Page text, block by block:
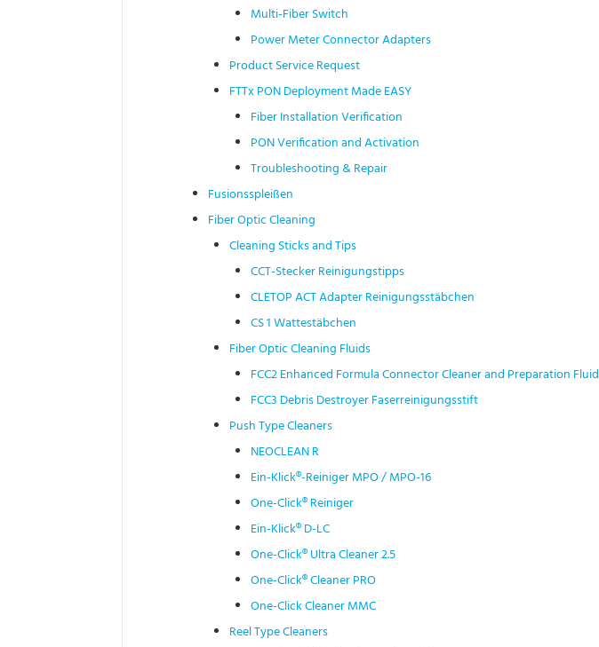
Multi-Fiber Switch
Power Meter Connector Adapters
Product Service Request
FTTx PON Deployment Made EASY
Fiber Installation Verification
PON Verification and Activation
Troubleshooting & Repair
Fusionsspleißen
Fiber Optic Cleaning
Cleaning Sticks and Tips
CCT-Stecker Reinigungstipps
CLETOP ACT Adapter Reinigungsstäbchen
CS 1 Wattestäbchen
Fiber Optic Cleaning Fluids
FCC2 Enhanced Formula Connector Cleaner and Preparation Fluid
FCC3 Debris Destroyer Faserreinigungsstift
Push Type Cleaners
NEOCLEAN R
Ein-Klick®-Reiniger MPO / MPO-16
One-Click® Reiniger
Ein-Klick® D-LC
One-Click® Ultra Cleaner 2.5
One-Click® Cleaner PRO
One-Click Cleaner MMC
Reel Type Cleaners